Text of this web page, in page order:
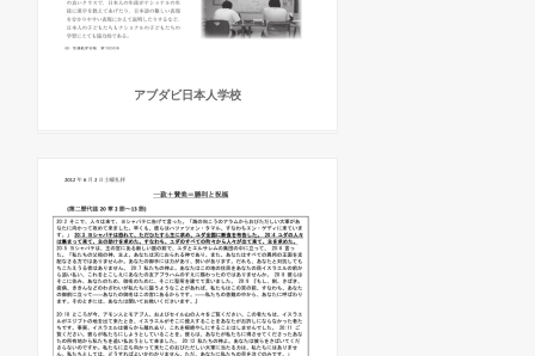
アブダビ日本人学校